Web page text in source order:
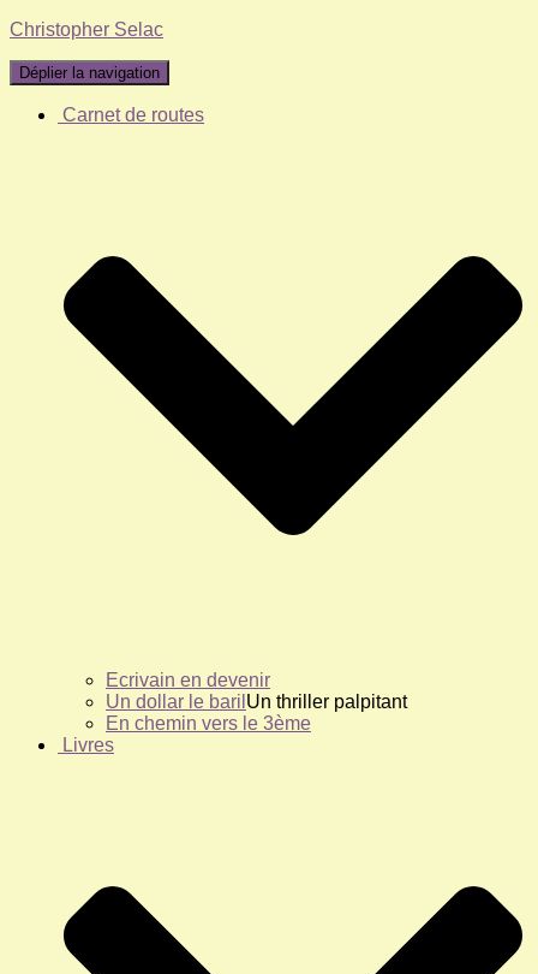
Christopher Selac
Déplier la navigation
Carnet de routes
Ecrivain en devenir
Un dollar le baril Un thriller palpitant
En chemin vers le 3ème
Livres